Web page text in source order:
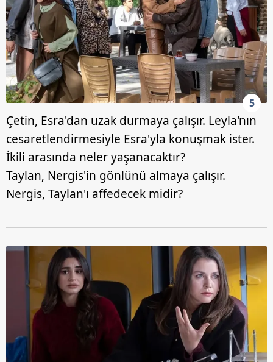
5
Çetin, Esra'dan uzak durmaya çalışır. Leyla'nın
cesaretlendirmesiyle Esra'yla konuşmak ister.
İkili arasında neler yaşanacaktır?
Taylan, Nergis'in gönlünü almaya çalışır.
Nergis, Taylan'ı affedecek midir?